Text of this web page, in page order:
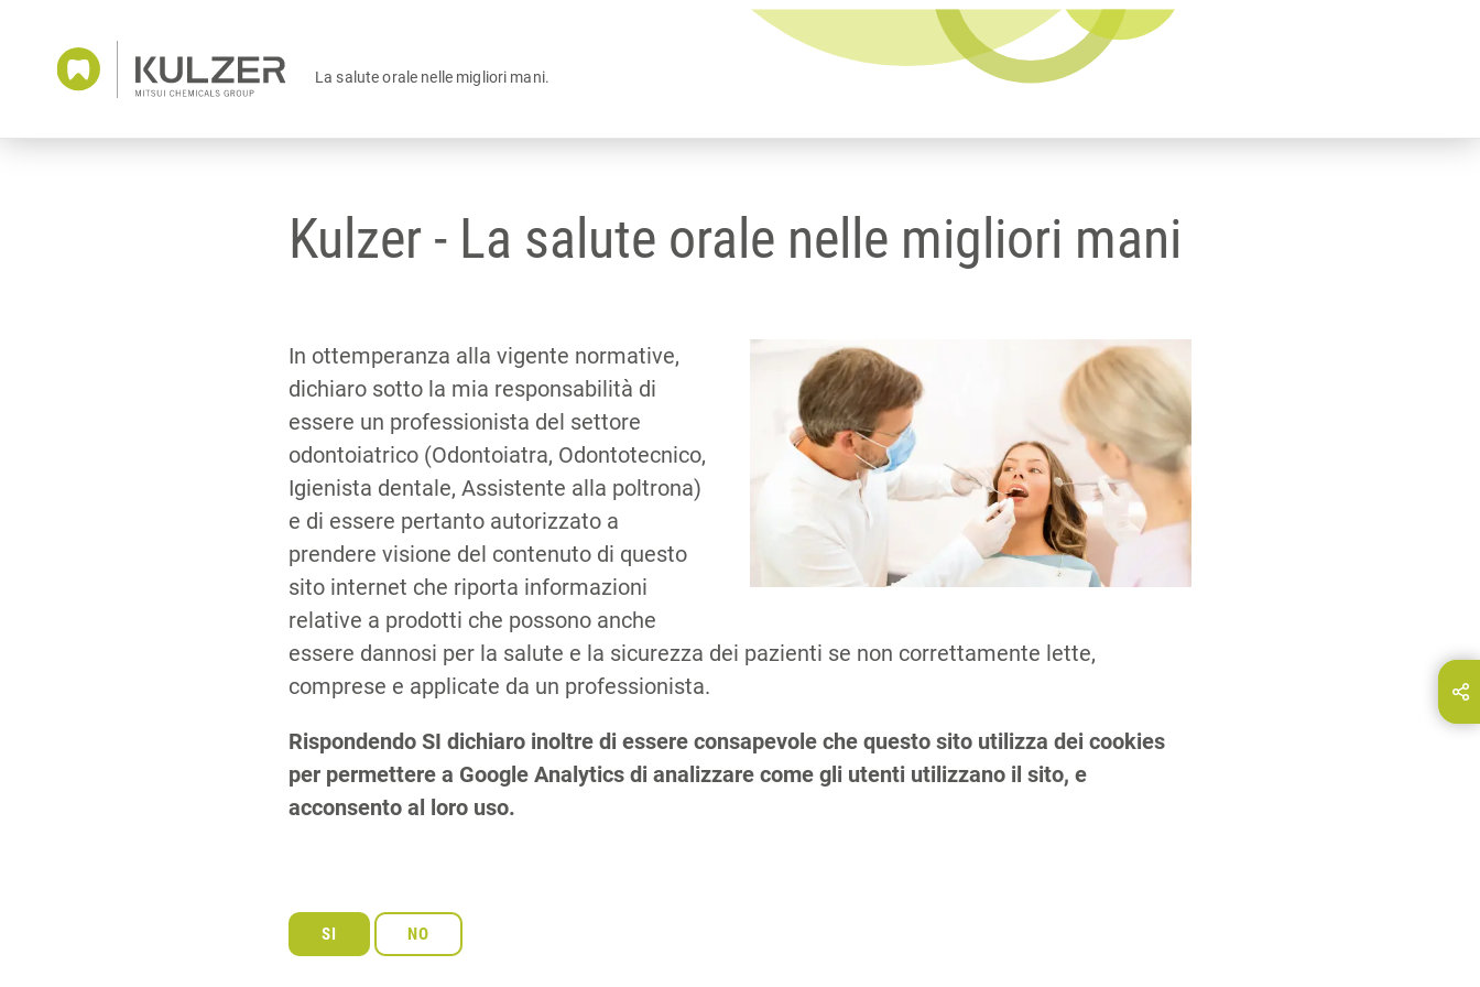
La salute orale nelle migliori mani.
Kulzer - La salute orale nelle migliori mani
In ottemperanza alla vigente normative,
dichiaro sotto la mia responsabilità di
essere un professionista del settore
odontoiatrico (Odontoiatra, Odontotecnico,
Igienista dentale, Assistente alla poltrona)
e di essere pertanto autorizzato a
prendere visione del contenuto di questo
sito internet che riporta informazioni
relative a prodotti che possono anche
essere dannosi per la salute e la sicurezza dei pazienti se non correttamente lette,
comprese e applicate da un professionista.
Rispondendo SI dichiaro inoltre di essere consapevole che questo sito utilizza dei cookies
per permettere a Google Analytics di analizzare come gli utenti utilizzano il sito, e
acconsento al loro uso.